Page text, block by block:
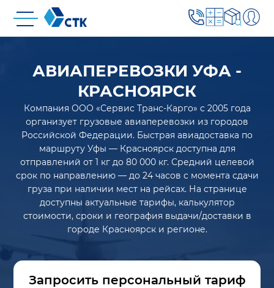
АВИАПЕРЕВОЗКИ УФА -
КРАСНОЯРСК
Компания ООО «Сервис Транс-Карго» с 2005 года
организует грузовые авиаперевозки из городов
Российской Федерации. Быстрая авиадоставка по
маршруту Уфы — Красноярск доступна для
отправлений от 1 кг до 80 000 кг. Средний целевой
срок по направлению — до 24 часов с момента сдачи
груза при наличии мест на рейсах. На странице
доступны актуальные тарифы, калькулятор
стоимости, сроки и география выдачи/доставки в
городе Красноярск и регионе.
Запросить персональный тариф